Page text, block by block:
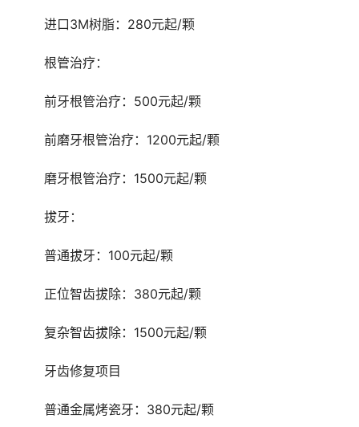
	进口3M树脂：280元起/颗
	根管治疗：
	前牙根管治疗：500元起/颗
	前磨牙根管治疗：1200元起/颗
	磨牙根管治疗：1500元起/颗
	拔牙：
	普通拔牙：100元起/颗
	正位智齿拔除：380元起/颗
	复杂智齿拔除：1500元起/颗
	牙齿修复项目
	普通金属烤瓷牙：380元起/颗